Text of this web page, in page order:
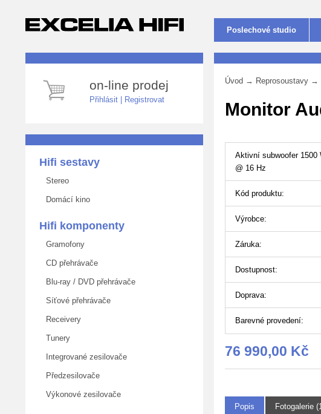
Poslechové studio
on-line prodej
Přihlásit Registrovat
Hifi sestavy
Stereo
Domácí kino
Hifi komponenty
Gramofony
CD přehrávače
Blu-ray / DVD přehrávače
Síťové přehrávače
Receivery
Tunery
Integrované zesilovače
Předzesilovače
Výkonové zesilovače
Úvod → Reprosoustavy →
Monitor
Aktivní subwoofer 1500
@ 16 Hz
Kód produktu:
Výrobce:
Záruka:
Dostupnost:
Doprava:
Barevné provedení:
76 990,00 Kč
Popis Fotogalerie